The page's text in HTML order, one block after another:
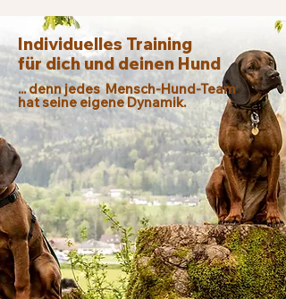
Individuelles Training
für dich und deinen Hund
... denn jedes Mensch-Hund-Team
hat seineeigene Dynamik.